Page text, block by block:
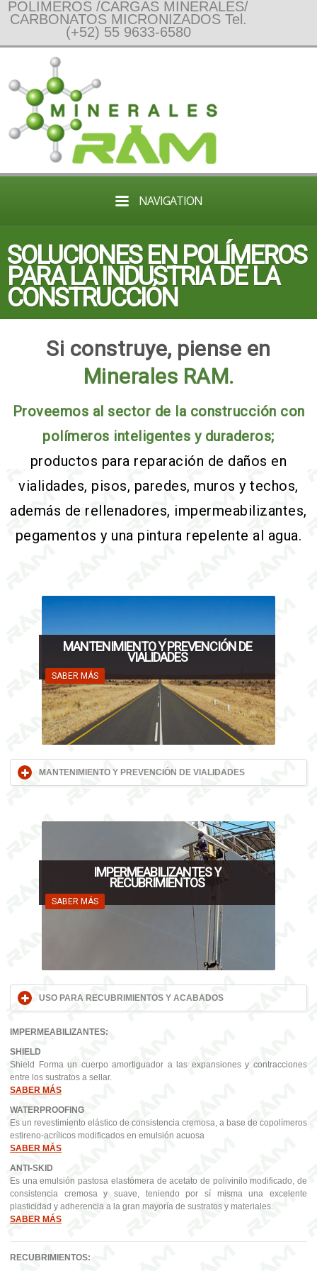
POLIMEROS /CARGAS MINERALES/
CARBONATOS MICRONIZADOS Tel.
(+52) 55 9633-6580
NAVIGATION
SOLUCIONES EN POLÍMEROS
PARA LA INDUSTRIA DE LA
CONSTRUCCIÓN
Si construye, piense en
Minerales RAM.
Proveemos al sector de la construcción con
polímeros inteligentes y duraderos;
productos para reparación de daños en
vialidades, pisos, paredes, muros y techos,
además de rellenadores, impermeabilizantes,
pegamentos y una pintura repelente al agua.
MANTENIMIENTO Y PREVENCIÓN DE
VIALIDADES
SABER MÁS
MANTENIMIENTO Y PREVENCIÓN DE VIALIDADES
IMPERMEABILIZANTES Y
RECUBRIMIENTOS
SABER MÁS
USO PARA RECUBRIMIENTOS Y ACABADOS
IMPERMEABILIZANTES:
SHIELD
Shield Forma un cuerpo amortiguador a las expansiones y contracciones
entre los sustratos a sellar.
SABER MÁS
WATERPROOFING
Es un revestimiento elástico de consistencia cremosa, a base de copolímeros
estireno-acrílicos modificados en emulsión acuosa
SABER MÁS
ANTI-SKID
Es una emulsión pastosa elastómera de acetato de polivinilo modificado, de
consistencia cremosa y suave, teniendo por sí misma una excelente
plasticidad y adherencia a la gran mayoría de sustratos y materiales.
SABER MÁS
RECUBRIMIENTOS: